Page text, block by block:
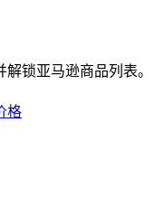
锁亚马逊商品列表。
格